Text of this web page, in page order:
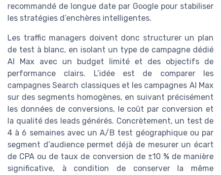
recommandé de longue date par Google pour stabiliser
les stratégies d’enchères intelligentes.
Les traffic managers doivent donc structurer un plan
de test à blanc, en isolant un type de campagne dédié
AI Max avec un budget limité et des objectifs de
performance clairs. L’idée est de comparer les
campagnes Search classiques et les campagnes AI Max
sur des segments homogènes, en suivant précisément
les données de conversions, le coût par conversion et
la qualité des leads générés. Concrètement, un test de
4 à 6 semaines avec un A/B test géographique ou par
segment d’audience permet déjà de mesurer un écart
de CPA ou de taux de conversion de ±10 % de manière
significative, à condition de conserver la même